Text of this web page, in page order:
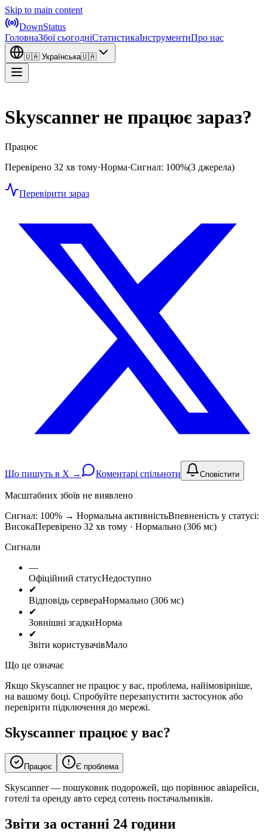
Skip to main content
DownStatus
ГоловнаЗбої сьогодніСтатистикаІнструментиПро нас
🇺🇦 Українська🇺🇦
Skyscanner не працює зараз?
Працює
Перевірено 32 хв тому·Норма·Сигнал: 100%(3 джерела)
Перевірити зараз
Що пишуть в X → Коментарі спільноти Сповістити
Масштабних збоїв не виявлено
Сигнал: 100% → Нормальна активністьВпевненість у статусі:
ВисокаПеревірено 32 хв тому · Нормально (306 мс)
Сигнали
—
Офіційний статусНедоступно
✔
Відповідь сервераНормально (306 мс)
✔
Зовнішні згадкиНорма
✔
Звіти користувачівМало
Що це означає
Якщо Skyscanner не працює у вас, проблема, найімовірніше,
на вашому боці. Спробуйте перезапустити застосунок або
перевірити підключення до мережі.
Skyscanner працює у вас?
Працює Є проблема
Skyscanner — пошуковик подорожей, що порівнює авіарейси,
готелі та оренду авто серед сотень постачальників.
Звіти за останні 24 години